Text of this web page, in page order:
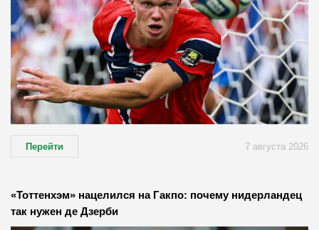
Перейти 7 августа 2026
«Тоттенхэм» нацелился на Гакпо: почему нидерландец
так нужен де Дзерби